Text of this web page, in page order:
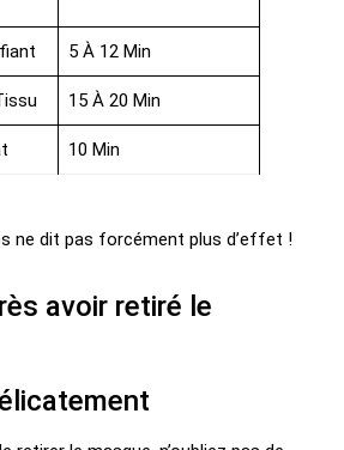
5 À 12 Min
15 À 20 Min
10 Min
ne dit pas forcément plus d’effet !
avoir retiré le